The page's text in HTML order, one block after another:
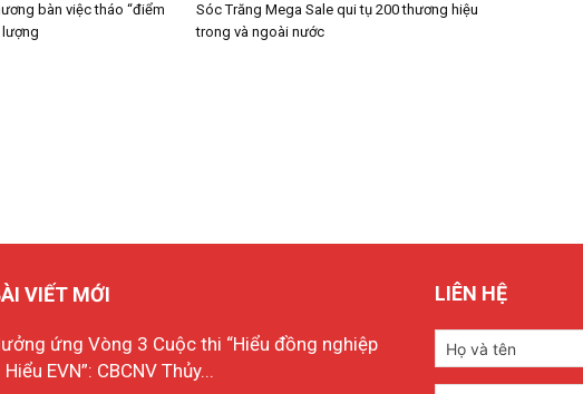
bàn việc tháo “điểm
lượng
Sóc Trăng Mega Sale qui tụ 200 thương hiệu
trong và ngoài nước
VIẾT MỚI
ứng Vòng 3 Cuộc thi “Hiểu đồng nghiệp
Hiểu EVN”: CBCNV Thủy...
LIÊN HỆ